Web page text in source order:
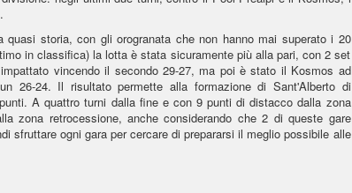
storia, con gli orogranata che non hanno mai superato i 20
in classifica) la lotta è stata sicuramente più alla pari, con 2 set
vincendo il secondo 29-27, ma poi è stato il Kosmos ad
26-24. Il risultato permette alla formazione di Sant'Alberto di
A quattro turni dalla fine e con 9 punti di distacco dalla zona
zona retrocessione, anche considerando che 2 di queste gare
sfruttare ogni gara per cercare di prepararsi il meglio possibile alle